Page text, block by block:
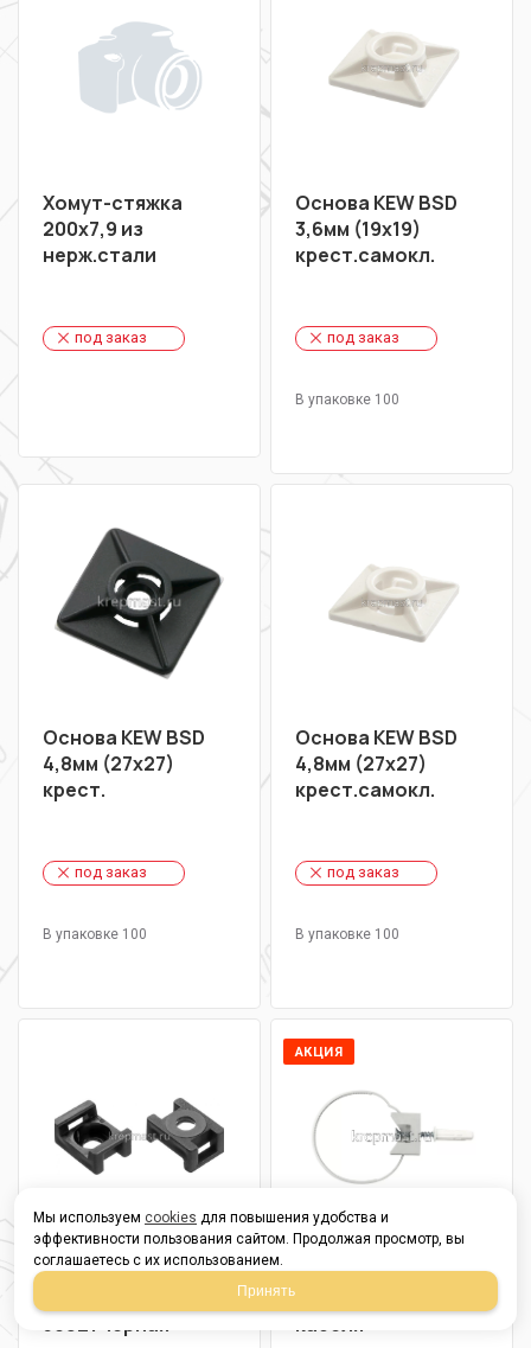
Хомут-стяжка
200х7,9 из
нерж.стали
под заказ
Основа KEW BSD
3,6мм (19х19)
крест.самокл.
под заказ
В упаковке 100
Основа KEW BSD
4,8мм (27х27)
крест.
под заказ
В упаковке 100
Основа KEW BSD
4,8мм (27х27)
крест.самокл.
под заказ
В упаковке 100
Основа ЗУБР 9,9мм
30921 черная
АКЦИЯ
Хомут PRNT 16-32
кабеля
Мы используем cookies для повышения удобства и
эффективности пользования сайтом. Продолжая просмотр, вы
соглашаетесь с их использованием.
Принять